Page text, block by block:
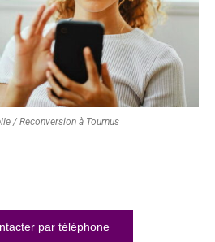
/ Reconversion à Tournus
par téléphone